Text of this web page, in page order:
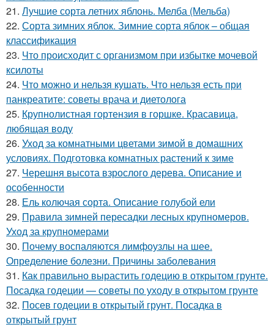
21. Лучшие сорта летних яблонь. Мелба (Мельба)
22. Сорта зимних яблок. Зимние сорта яблок – общая
классификация
23. Что происходит с организмом при избытке мочевой
ксилоты
24. Что можно и нельзя кушать. Что нельзя есть при
панкреатите: советы врача и диетолога
25. Крупнолистная гортензия в горшке. Красавица,
любящая воду
26. Уход за комнатными цветами зимой в домашних
условиях. Подготовка комнатных растений к зиме
27. Черешня высота взрослого дерева. Описание и
особенности
28. Ель колючая сорта. Описание голубой ели
29. Правила зимней пересадки лесных крупномеров.
Уход за крупномерами
30. Почему воспаляются лимфоузлы на шее.
Определение болезни. Причины заболевания
31. Как правильно вырастить годецию в открытом грунте.
Посадка годеции — советы по уходу в открытом грунте
32. Посев годеции в открытый грунт. Посадка в
открытый грунт